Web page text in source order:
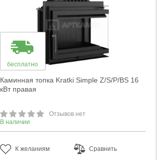
бесплатно
Каминная топка Kratki Simple Z/S/P/BS 16
кВт правая
Отзывов нет
В наличии
К желаниям Сравнить